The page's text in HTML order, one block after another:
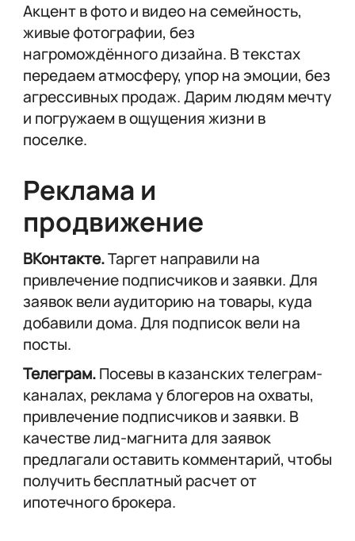
Акцент в фото и видео на семейность,
живые фотографии, без
нагромождённого дизайна. В текстах
передаем атмосферу, упор на эмоции, без
агрессивных продаж. Дарим людям мечту
и погружаем в ощущения жизни в
поселке.
Реклама и
продвижение
ВКонтакте.Таргет направили на
привлечение подписчиков и заявки. Для
заявок вели аудиторию на товары, куда
добавили дома. Для подписок вели на
посты.
Телеграм.Посевы в казанских телеграм-
каналах, реклама у блогеров на охваты,
привлечение подписчиков и заявки. В
качестве лид-магнита для заявок
предлагали оставить комментарий, чтобы
получить бесплатный расчет от
ипотечного брокера.